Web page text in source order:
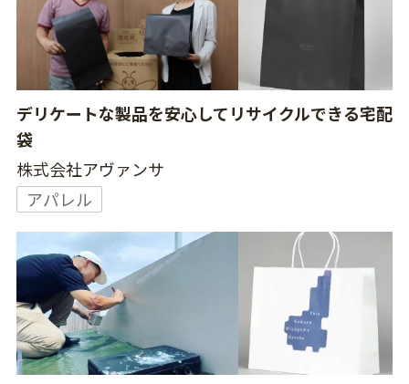
デリケートな製品を安心してリサイクルできる宅配
袋
株式会社アヴァンサ
アパレル